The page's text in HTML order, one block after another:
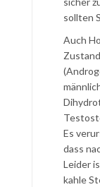
sollten
Auch
Es
dass
Leider
kahle